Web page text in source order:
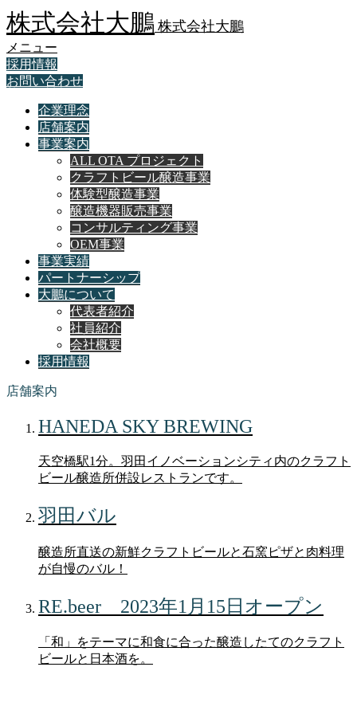
株式会社大鵬 株式会社大鵬
メニュー
採用情報
お問い合わせ
企業理念
店舗案内
事業案内
ALL OTA プロジェクト
クラフトビール醸造事業
体験型醸造事業
醸造機器販売事業
コンサルティング事業
OEM事業
事業実績
パートナーシップ
大鵬について
代表者紹介
社員紹介
会社概要
採用情報
店舗案内
HANEDA SKY BREWING
天空橋駅1分。羽田イノベーションシティ内のクラフト
ビール醸造所併設レストランです。
羽田バル
醸造所直送の新鮮クラフトビールと石窯ピザと肉料理
が自慢のバル！
RE.beer 2023年1月15日オープン
「和」をテーマに和食に合った醸造したてのクラフト
ビールと日本酒を。